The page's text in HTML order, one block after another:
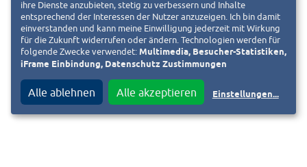
| WIEST Autohäuser | Finanzamt Darmstadt |
Unternehmerverbände Südhessen
Kooperationspartner: Darmstädter Echo | Agentur für
Arbeit Darmstadt
ihre Dienste anzubieten, stetig zu verbessern und Inhalte
entsprechend der Interessen der Nutzer anzuzeigen. Ich bin damit
einverstanden und kann meine Einwilligung jederzeit mit Wirkung
für die Zukunft widerrufen oder ändern. Technologien werden für
folgende Zwecke verwendet: Multimedia, Besucher-Statistiken,
iFrame Einbindung, Datenschutz Zustimmungen
Alle ablehnen Alle akzeptieren Einstellungen...